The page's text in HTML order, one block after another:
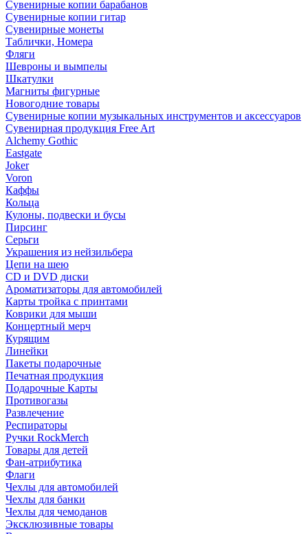
Сувенирные копии барабанов
Сувенирные копии гитар
Сувенирные монеты
Таблички, Номера
Фляги
Шевроны и вымпелы
Шкатулки
Магниты фигурные
Новогодние товары
Сувенирные копии музыкальных инструментов и аксессуаров
Сувенирная продукция Free Art
Alchemy Gothic
Eastgate
Joker
Voron
Каффы
Кольца
Кулоны, подвески и бусы
Пирсинг
Серьги
Украшения из нейзильбера
Цепи на шею
CD и DVD диски
Ароматизаторы для автомобилей
Карты тройка с принтами
Коврики для мыши
Концертный мерч
Курящим
Линейки
Пакеты подарочные
Печатная продукция
Подарочные Карты
Противогазы
Развлечение
Респираторы
Ручки RockMerch
Товары для детей
Фан-атрибутика
Флаги
Чехлы для автомобилей
Чехлы для банки
Чехлы для чемоданов
Эксклюзивные товары